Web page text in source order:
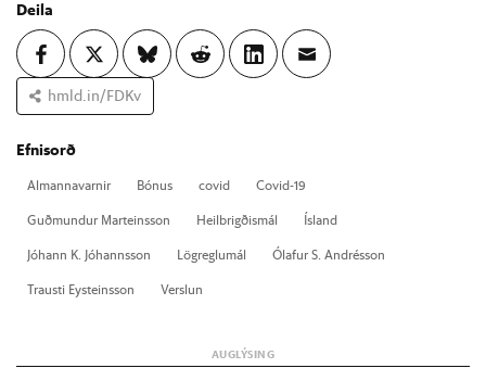
Deila
hmld.in/FDKv
Efnisorð
Al­manna­varn­ir Bón­us covid
Covid-19
Guð­mund­ur Marteins­son
Heil­brigð­is­mál
Ís­land
Jó­hann K. Jó­hanns­son
Lög­reglu­mál
Ólaf­ur S. Andrés­son
Trausti Ey­steins­son
Versl­un